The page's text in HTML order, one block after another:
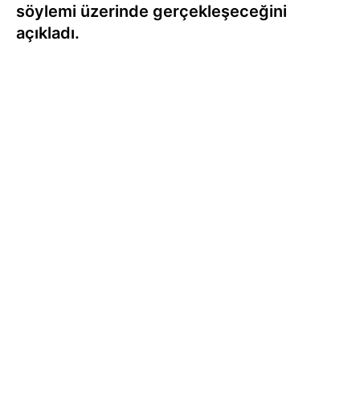
söylemi üzerinde gerçekleşeceğini
açıkladı.